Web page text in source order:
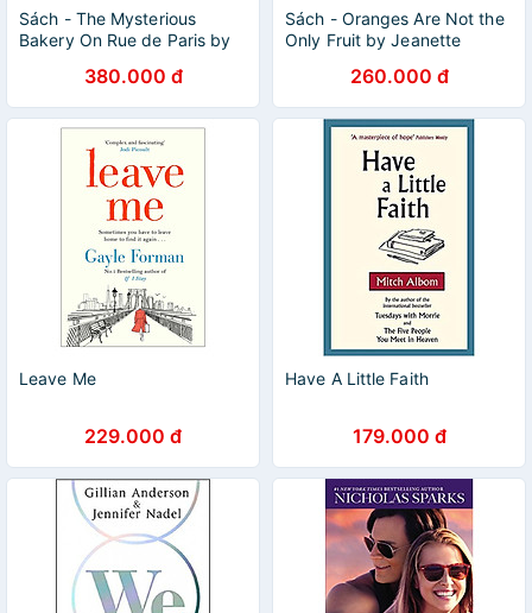
Sách - The Mysterious
Bakery On Rue de Paris by
Fiction/ Ngoại văn Nhập
khẩu
380.000 đ
Sách - Oranges Are Not the
Only Fruit by Jeanette
/ Ngoại văn Nhập khẩu
260.000 đ
Leave Me
229.000 đ
Have A Little Faith
179.000 đ